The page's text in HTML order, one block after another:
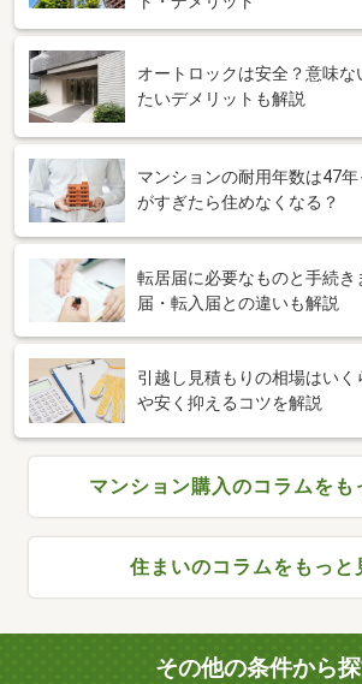
オートロックは安全？意味な
たいデメリットも解説
マンションの耐用年数は47
がすぎたら住めなくなる？
転居届に必要なものと手続き
届・転入届との違いも解説
引越し見積もりの相場はいく
や安く抑えるコツを解説
マンション購入のコラムをも
住まいのコラムをもっと
その他の条件から